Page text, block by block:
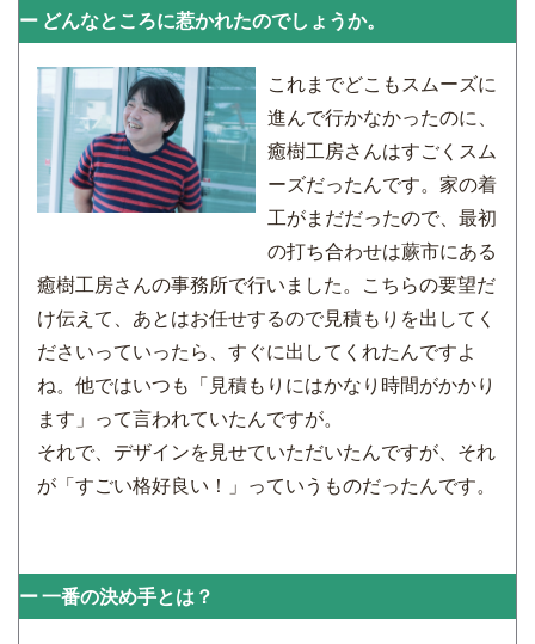
どんなところに惹かれたのでしょうか。
これまでどこもスムーズに
進んで行かなかったのに、
癒樹工房さんはすごくスム
ーズだったんです。家の着
工がまだだったので、最初
の打ち合わせは蕨市にある
癒樹工房さんの事務所で行いました。こちらの要望だ
け伝えて、あとはお任せするので見積もりを出してく
ださいっていったら、すぐに出してくれたんですよ
ね。他ではいつも「見積もりにはかなり時間がかかり
ます」って言われていたんですが。
それで、デザインを見せていただいたんですが、それ
が「すごい格好良い！」っていうものだったんです。
一番の決め手とは？